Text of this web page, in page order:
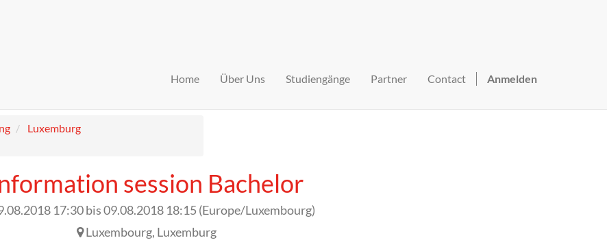
Home Über Uns Studiengänge Partner Contact Anmelden
Luxemburg
session Bachelor
17:30bis09.08.2018 18:15(Europe/Luxembourg)
Luxembourg, Luxemburg